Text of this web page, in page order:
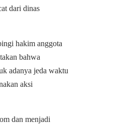
dari dinas
hakim anggota
bahwa
adanya jeda waktu
aksi
dan menjadi